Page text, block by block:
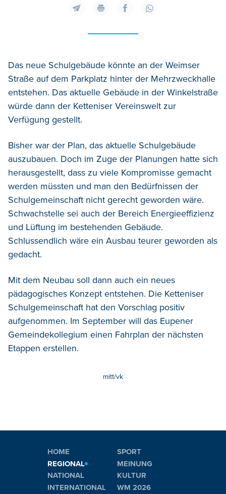
Das neue Schulgebäude könnte an der Weimser
Straße auf dem Parkplatz hinter der Mehrzweckhalle
entstehen. Das aktuelle Gebäude in der Winkelstraße
würde dann der Ketteniser Vereinswelt zur
Verfügung gestellt.
Bisher war der Plan, das aktuelle Schulgebäude
auszubauen. Doch im Zuge der Planungen hatte sich
herausgestellt, dass zu viele Kompromisse gemacht
werden müssten und man den Bedürfnissen der
Schulgemeinschaft nicht gerecht geworden wäre.
Schwachstelle sei auch der Bereich Energieeffizienz
und Lüftung im bestehenden Gebäude.
Schlussendlich wäre ein Ausbau teurer geworden als
gedacht.
Mit dem Neubau soll dann auch ein neues
pädagogisches Konzept entstehen. Die Ketteniser
Schulgemeinschaft hat den Vorschlag positiv
aufgenommen. Im September will das Eupener
Gemeindekollegium einen Fahrplan der nächsten
Etappen erstellen.
mitt/vk
HOME
REGIONAL
NATIONAL
INTERNATIONAL
SPORT
MEINUNG
KULTUR
WM 2026